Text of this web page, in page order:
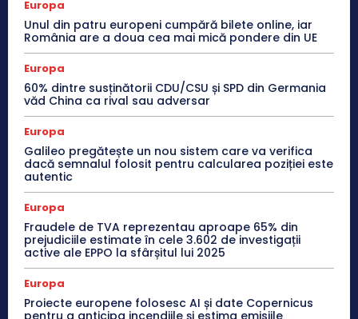
Europa
Unul din patru europeni cumpără bilete online, iar
România are a doua cea mai mică pondere din UE
Europa
60% dintre susținătorii CDU/CSU și SPD din Germania
văd China ca rival sau adversar
Europa
Galileo pregătește un nou sistem care va verifica
dacă semnalul folosit pentru calcularea poziției este
autentic
Europa
Fraudele de TVA reprezentau aproape 65% din
prejudiciile estimate în cele 3.602 de investigații
active ale EPPO la sfârșitul lui 2025
Europa
Proiecte europene folosesc AI și date Copernicus